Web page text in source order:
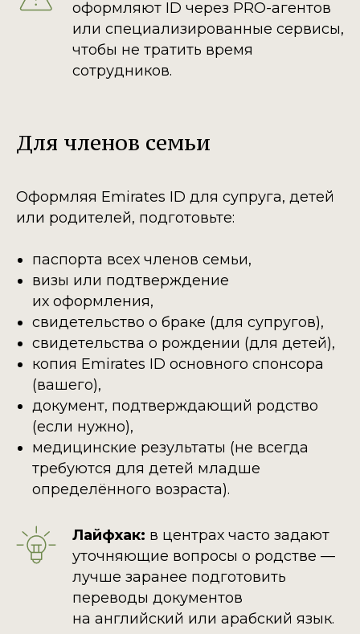
оформляют ID через PRO-агентов
или специализированные сервисы,
чтобы не тратить время
сотрудников.
Для членов семьи
Оформляя Emirates ID для супруга, детей
или родителей, подготовьте:
паспорта всех членов семьи,
визы или подтверждение
их оформления,
свидетельство о браке (для супругов),
свидетельства о рождении (для детей),
копия Emirates ID основного спонсора
(вашего),
документ, подтверждающий родство
(если нужно),
медицинские результаты (не всегда
требуются для детей младше
определённого возраста).
Лайфхак: в центрах часто задают
уточняющие вопросы о родстве —
лучше заранее подготовить
переводы документов
на английский или арабский язык.